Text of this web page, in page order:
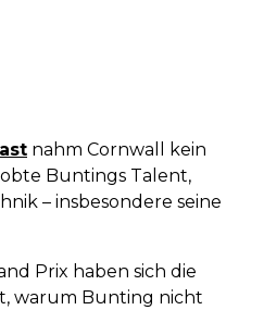
nahm Cornwall kein
Buntings Talent,
– insbesondere seine
Prix haben sich die
warum Bunting nicht